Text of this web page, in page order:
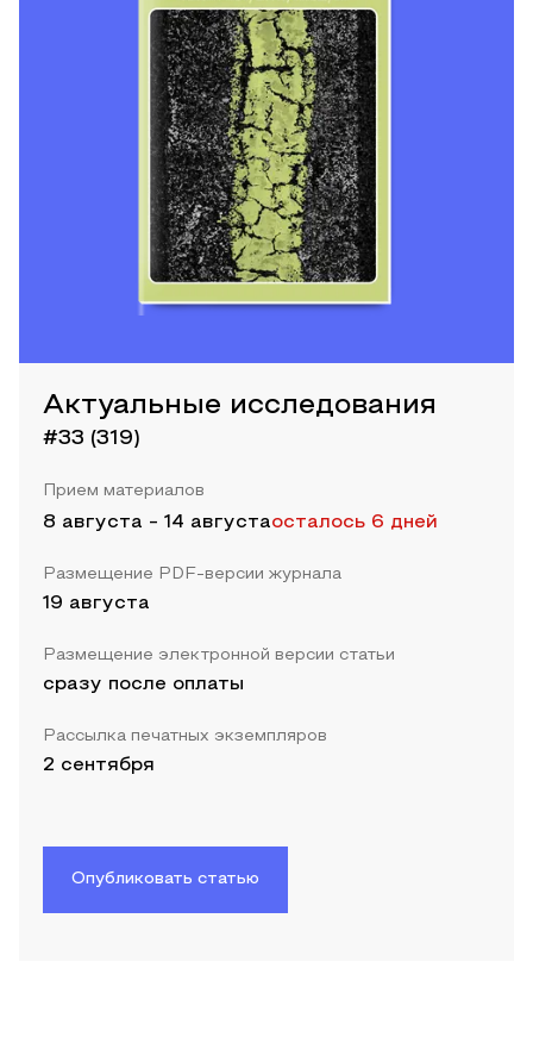
Актуальные исследования
#33 (319)
Прием материалов
8 августа - 14 августаосталось 6 дней
Размещение PDF-версии журнала
19 августа
Размещение электронной версии статьи
сразу после оплаты
Рассылка печатных экземпляров
2 сентября
Опубликовать статью